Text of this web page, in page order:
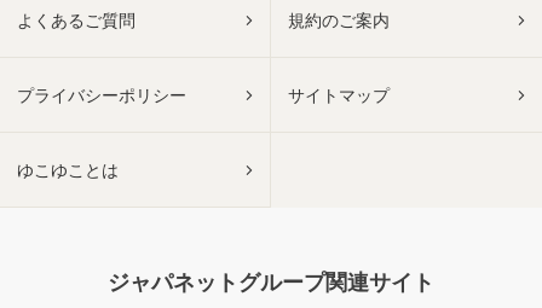
よくあるご質問 規約のご案内
プライバシーポリシー サイトマップ
ゆこゆことは
ジャパネットグループ関連サイト